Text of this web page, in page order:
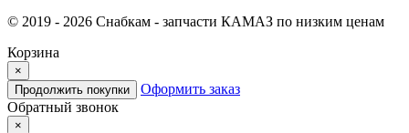
© 2019 - 2026 Снабкам - запчасти КАМАЗ по низким ценам
Корзина
×
Продолжить покупки
Оформить заказ
Обратный звонок
×